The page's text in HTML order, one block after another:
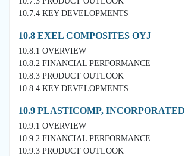
10.7.4 KEY DEVELOPMENTS
10.8 EXEL COMPOSITES OYJ
10.8.1 OVERVIEW
10.8.2 FINANCIAL PERFORMANCE
10.8.3 PRODUCT OUTLOOK
10.8.4 KEY DEVELOPMENTS
10.9 PLASTICOMP, INCORPORATED
10.9.1 OVERVIEW
10.9.2 FINANCIAL PERFORMANCE
10.9.3 PRODUCT OUTLOOK